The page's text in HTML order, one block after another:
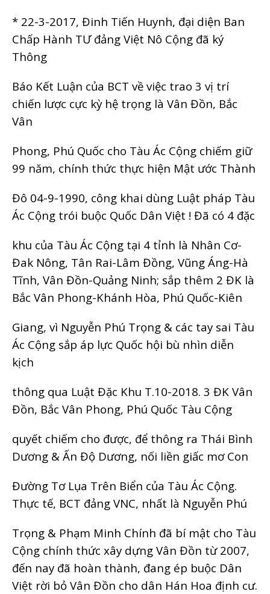
* 22-3-2017, Đinh Tiến Huynh, đại diện Ban
Chấp Hành TƯ đảng Việt Nô Cộng đã ký
Thông
Báo Kết Luận của BCT về việc trao 3 vị trí
chiến lược cực kỳ hệ trọng là Vân Đồn, Bắc
Vân
Phong, Phú Quốc cho Tàu Ác Cộng chiếm giữ
99 năm, chính thức thực hiện Mật ước Thành
Đô 04-9-1990, công khai dùng Luật pháp Tàu
Ác Cộng trói buộc Quốc Dân Việt ! Đã có 4 đặc
khu của Tàu Ác Cộng tại 4 tỉnh là Nhân Cơ-
Đak Nông, Tân Rai-Lâm Đồng, Vũng Áng-Hà
Tĩnh, Vân Đồn-Quảng Ninh; sắp thêm 2 ĐK là
Bắc Vân Phong-Khánh Hòa, Phú Quốc-Kiên
Giang, vì Nguyễn Phú Trọng & các tay sai Tàu
Ác Cộng sắp áp lực Quốc hội bù nhìn diễn
kịch
thông qua Luật Đặc Khu T.10-2018. 3 ĐK Vân
Đồn, Bắc Vân Phong, Phú Quốc Tàu Cộng
quyết chiếm cho được, để thông ra Thái Bình
Dương & Ấn Độ Dương, nối liền giấc mơ Con
Đường Tơ Lụa Trên Biển của Tàu Ác Cộng.
Thực tế, BCT đảng VNC, nhất là Nguyễn Phú
Trọng & Phạm Minh Chính đã bí mật cho Tàu
Cộng chính thức xây dựng Vân Đồn từ 2007,
đến nay đã hoàn thành, đang ép buộc Dân
Việt rời bỏ Vân Đồn cho dân Hán Hoa định cư.